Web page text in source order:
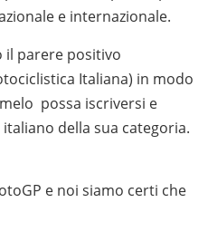
e internazionale.
il parere positivo
Italiana) in modo
possa iscriversi e
della sua categoria.
e noi siamo certi che